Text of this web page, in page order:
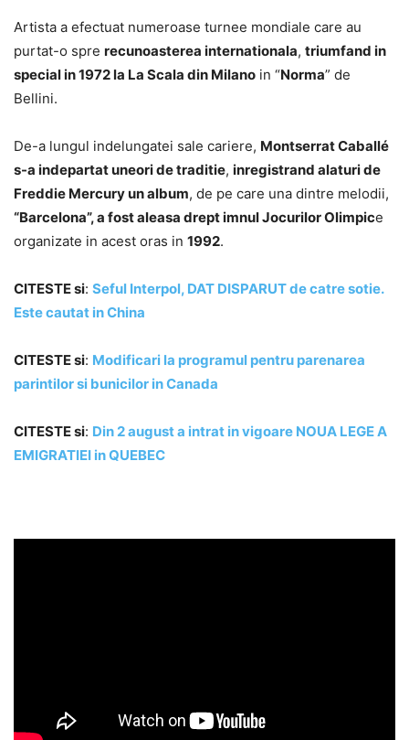
Artista a efectuat numeroase turnee mondiale care au
purtat-o spre recunoasterea internationala, triumfand in
special in 1972 la La Scala din Milano in “Norma” de
Bellini.
De-a lungul indelungatei sale cariere, Montserrat Caballé
s-a indepartat uneori de traditie, inregistrand alaturi de
Freddie Mercury un album, de pe care una dintre melodii,
“Barcelona”, a fost aleasa drept imnul Jocurilor Olimpice
organizate in acest oras in 1992.
CITESTE si: Seful Interpol, DAT DISPARUT de catre sotie.
Este cautat in China
CITESTE si: Modificari la programul pentru parenarea
parintilor si bunicilor in Canada
CITESTE si: Din 2 august a intrat in vigoare NOUA LEGE A
EMIGRATIEI in QUEBEC